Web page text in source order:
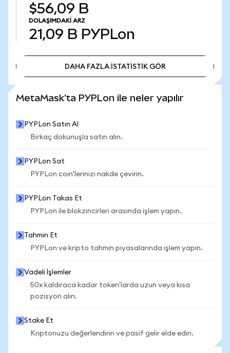
$56,09 B
DOLAŞIMDAKI ARZ
21,09 B PYPLon
DAHA FAZLA İSTATİSTİK GÖR
MetaMask'ta PYPLon ile neler yapılır
PYPLon Satın Al
Birkaç dokunuşla satın alın.
PYPLon Sat
PYPLon coin'lerinizi nakde çevirin.
PYPLon Takas Et
PYPLon ile blokzincirleri arasında işlem yapın.
Tahmin Et
PYPLon ve kripto tahmin piyasalarında işlem yapın.
Vadeli İşlemler
50x kaldıraca kadar token'larda uzun veya kısa
pozisyon alın.
Stake Et
Kriptonuzu değerlendirin ve pasif gelir elde edin.